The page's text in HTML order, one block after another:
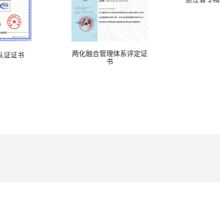
证证书
职业健康安全管理体系认
证证书